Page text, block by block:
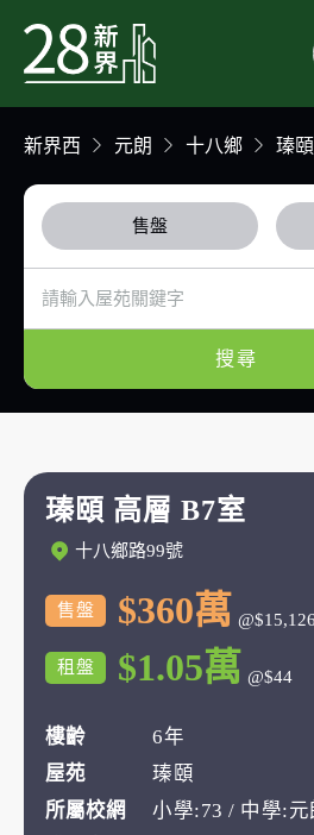
新界西 元朗 十八鄉 瑧頤
售盤
搜尋
瑧頤 高層 B7室
十八鄉路99號
售盤 $360萬 @$15,126
租盤 $1.05萬 @$44
樓齡
6年
屋苑
瑧頤
所屬校網
小學:73 / 中學:元